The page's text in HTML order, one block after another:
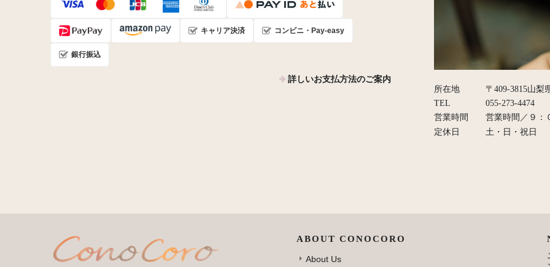
キャリア決済 コンビニ・Pay-easy
銀行振込
詳しいお支払方法のご案内
所在地
〒409-3815山梨
TEL
055-273-4474
営業時間
営業時間／９：
定休日
土・日・祝日
ABOUT CONOCORO
About Us